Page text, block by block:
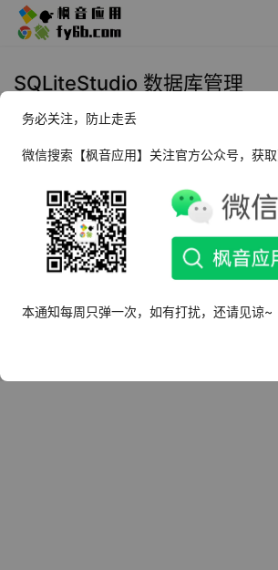
SQLiteStudio 数据库管理
Windows
理_v3.4 便携版
2022年11月20日
务必关注，防止走丢
微信搜索【枫音应用】关注官方公众号，获
本通知每周只弹一次，如有打扰，还请见谅~